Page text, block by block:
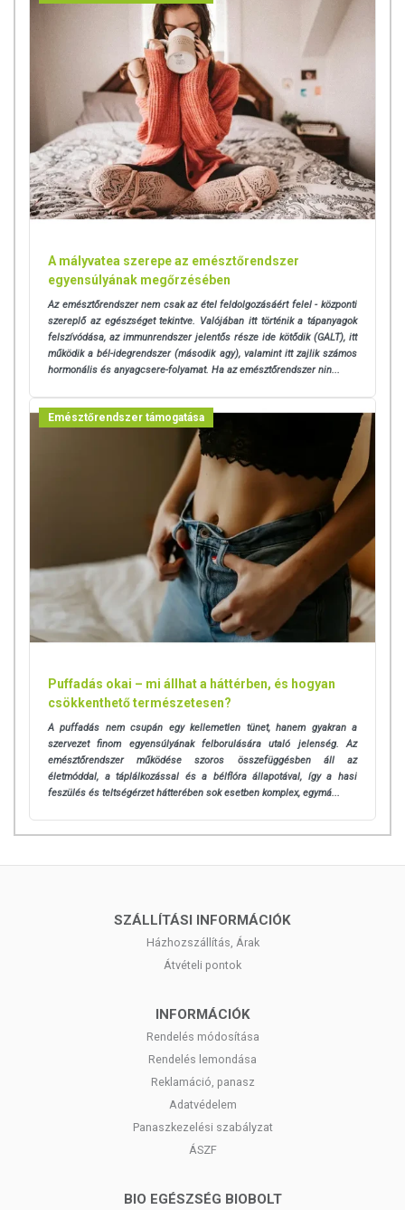
Máriatövis (*Silybum marianum* Gaertn.) termés
*amelyből 30% szilimarin*
az 1,34 mg
az 0,4 mg
*GDU: enzimaktivitási egység
EGYÉB INFORMÁCIÓK
Tárolás: Száraz, hűvös helyen, gyermekek elől elzárva tartandó!
Felbontás után hűtőben tárolandó!
OGYÉI ny.sz: 22619/2019
100%-ban Magyar tulajdonú cég. Az termék megvásárlásával magyar
munkahelyeket támogat!
Az oldalunkon lévő adatokat folyamatosan frissítjük, törekszünk arra,
hogy naprakészek legyenek. Szeretnénk felhívni azonban a figyelmet,
hogy ennek ellenére a webshopon szereplő adatok (beleértve a
termékfotókat, tápérték-, összetétel-, és allergén információkat is) csak
tájékoztató jellegűek, a tényleges értékek eltérhetnek az élelmiszerek
természetéből adódóan. A friss, aktuális információkat a termékek
Az étrend-kiegészítők az érvényben levő európai uniós szabályozás
szerint élelmiszereknek minősülnek, amelyek a hagyományos étrend
kiegészítését szolgálják, és koncentrált formában tartalmaznak
tápanyagokat. Bár az étrend-kiegészítők kedvező élettani
hatással rendelkezhetnek, amely egyénenként eltérő lehet, jelölésük,
megjelenítésük, és reklámozásuk során nem engedélyezett a
készítményeknek betegséget megelőző vagy gyógyító
hatást tulajdonítani.
A termék nem gyógyít betegségeket! A termék nem az orvosi kezelés
helyettesítésére alkalmas! Betegség esetén használatát beszélje meg
kezelőorvosával. Az ajánlott napi fogyasztási mennyiséget ne lépje túl!
Ne szedje a készítményt, ha az összetevők bármelyikére érzékeny
vagy allergiás! Kisgyermektől elzárva tartandó!
A mályvatea szerepe az emésztőrendszer
egyensúlyának megőrzésében
Az emésztőrendszer nem csak az étel feldolgozásáért felel - központi
szereplő az egészséget tekintve. Valójában itt történik a tápanyagok
felszívódása, az immunrendszer jelentős része ide kötődik (GALT), itt
működik a bél-idegrendszer (második agy), valamint itt zajlik számos
hormonális és anyagcsere-folyamat. Ha az emésztőrendszer nin...
Emésztőrendszer támogatása
Puffadás okai – mi állhat a háttérben, és hogyan
csökkenthető természetesen?
A puffadás nem csupán egy kellemetlen tünet, hanem gyakran a
szervezet finom egyensúlyának felborulására utaló jelenség. Az
emésztőrendszer működése szoros összefüggésben áll az
életmóddal, a táplálkozással és a bélflóra állapotával, így a hasi
feszülés és teltségérzet hátterében sok esetben komplex, egymá...
SZÁLLÍTÁSI INFORMÁCIÓK
Házhozszállítás, Árak
Átvételi pontok
INFORMÁCIÓK
Rendelés módosítása
Rendelés lemondása
Reklamáció, panasz
Adatvédelem
Panaszkezelési szabályzat
ÁSZF
BIO EGÉSZSÉG BIOBOLT